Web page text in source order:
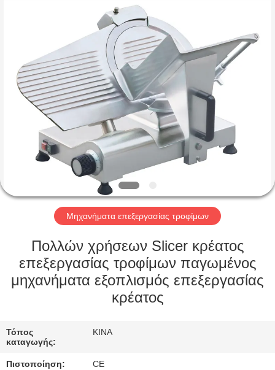
ΣΠΊΤΙ
ΠΡΟΪΌΝΤΑ
ΒΊΝΤΕΟ
ΕΜΦΆΝΙΣΗ
VR
ΣΧΕΤΙΚΆ
ΜΕ
ΕΜΆΣ
ΣΤΟ
ΕΡΓΟΣΤΆΣΙΟ
Μηχανήματα επεξεργασίας τροφίμων
Πολλών χρήσεων Slicer κρέατος
επεξεργασίας τροφίμων παγωμένος
μηχανήματα εξοπλισμός επεξεργασίας
κρέατος
Τόπος
καταγωγής:
ΚΙΝΑ
Πιστοποίηση: CE